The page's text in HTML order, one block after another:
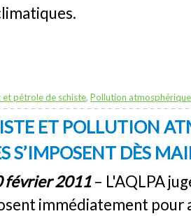
et pétrole de schiste, Pollution atmosphérique
ET POLLUTION
S’IMPOSENT DÈS
février 2011– L'AQLPA
immédiatement pour